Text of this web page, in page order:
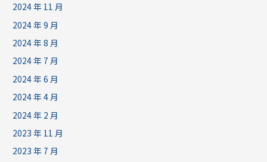
2024 年 11 月
2024 年 9 月
2024 年 8 月
2024 年 7 月
2024 年 6 月
2024 年 4 月
2024 年 2 月
2023 年 11 月
2023 年 7 月